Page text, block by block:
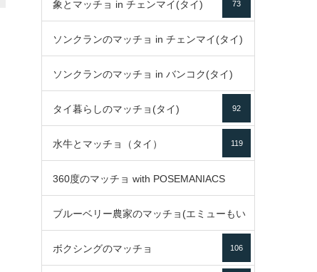
79
象とマッチョ in チェンマイ(タイ) 73
ソンクランのマッチョ in チェンマイ(タイ)
ソンクランのマッチョ in バンコク(タイ)
85
タイ暮らしのマッチョ(タイ) 92
水牛とマッチョ（タイ） 119
360度のマッチョ with POSEMANIACS
49
ブルーベリー農家のマッチョ(エミューもい
るよ) 72
ボクシングのマッチョ 106